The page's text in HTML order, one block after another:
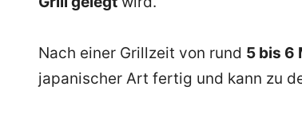
Nach einer Grillzeit von rund 5 bis 6
japanischer Art fertig und kann zu